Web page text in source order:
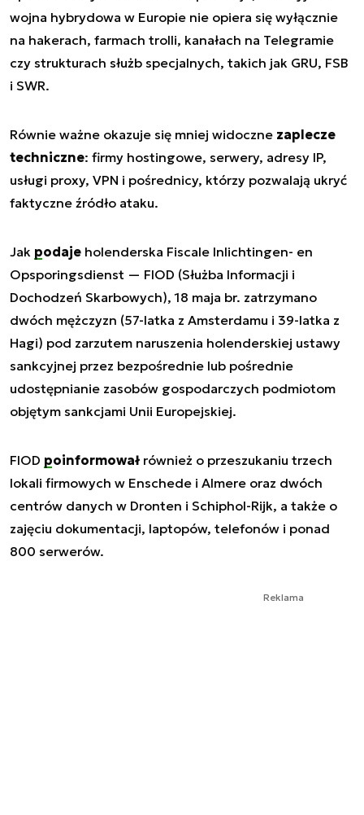
wojna hybrydowa w Europie nie opiera się wyłącznie
na hakerach, farmach trolli, kanałach na Telegramie
czy strukturach służb specjalnych, takich jak GRU, FSB
i SWR.
Równie ważne okazuje się mniej widoczne zaplecze
techniczne: firmy hostingowe, serwery, adresy IP,
usługi proxy, VPN i pośrednicy, którzy pozwalają ukryć
faktyczne źródło ataku.
Jak podaje holenderska Fiscale Inlichtingen- en
Opsporingsdienst — FIOD (Służba Informacji i
Dochodzeń Skarbowych), 18 maja br. zatrzymano
dwóch mężczyzn (57-latka z Amsterdamu i 39-latka z
Hagi) pod zarzutem naruszenia holenderskiej ustawy
sankcyjnej przez bezpośrednie lub pośrednie
udostępnianie zasobów gospodarczych podmiotom
objętym sankcjami Unii Europejskiej.
FIOD poinformowałrównież o przeszukaniu trzech
lokali firmowych w Enschede i Almere oraz dwóch
centrów danych w Dronten i Schiphol-Rijk, a także o
zajęciu dokumentacji, laptopów, telefonów i ponad
800 serwerów.
Reklama